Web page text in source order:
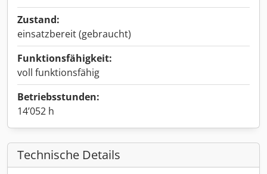
Zustand:
einsatzbereit (gebraucht)
Funktionsfähigkeit:
voll funktionsfähig
Betriebsstunden:
14’052 h
Technische Details